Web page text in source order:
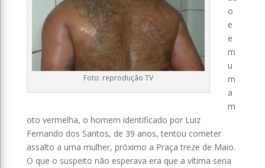
Foto: reprodução TV
o
e
e
m
u
m
a
m
oto vermelha, o homem identificado por Luiz
Fernando dos Santos, de 39 anos, tentou cometer
assalto a uma mulher, próximo a Praça treze de Maio.
O que o suspeito não esperava era que a vítima seria